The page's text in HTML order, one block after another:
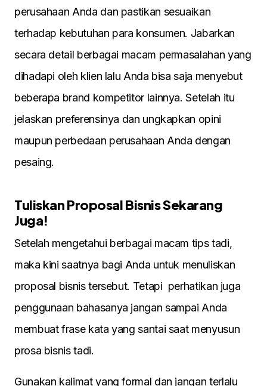
perusahaan Anda dan pastikan sesuaikan
terhadap kebutuhan para konsumen. Jabarkan
secara detail berbagai macam permasalahan yang
dihadapi oleh klien lalu Anda bisa saja menyebut
beberapa brand kompetitor lainnya. Setelah itu
jelaskan preferensinya dan ungkapkan opini
maupun perbedaan perusahaan Anda dengan
pesaing.
Tuliskan Proposal Bisnis Sekarang
Juga!
Setelah mengetahui berbagai macam tips tadi,
maka kini saatnya bagi Anda untuk menuliskan
proposal bisnis tersebut. Tetapi perhatikan juga
penggunaan bahasanya jangan sampai Anda
membuat frase kata yang santai saat menyusun
prosa bisnis tadi.
Gunakan kalimat yang formal dan jangan terlalu